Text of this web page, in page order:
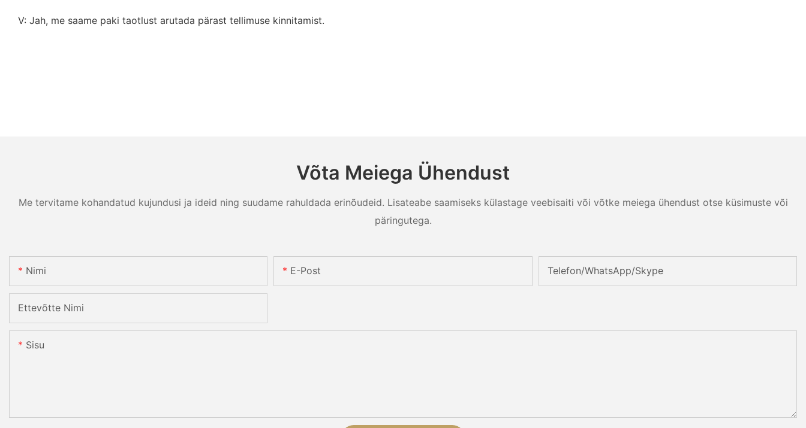
V: Jah, me saame paki taotlust arutada pärast tellimuse kinnitamist.
Võta Meiega Ühendust
Me tervitame kohandatud kujundusi ja ideid ning suudame rahuldada erinõudeid. Lisateabe saamiseks külastage veebisaiti või võtke meiega ühendust otse küsimuste või
päringutega.
Nimi E-Post Telefon/WhatsApp/Skype
Ettevõtte Nimi
Sisu